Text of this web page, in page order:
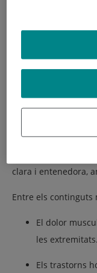
estat alguns dels
Avui volem
l’any, aquells que
resoldre inquietuds
Els temes que
Els continguts més
clara i entenedora,
Entre els continguts
El dolor
les extremitats.
Els trastorns